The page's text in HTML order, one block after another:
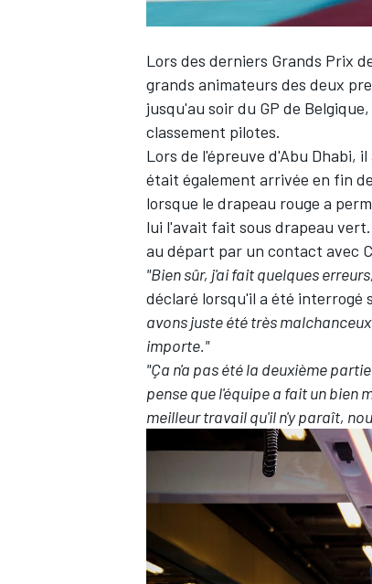
WEC
Lors des derniers Grands Prix
grands animateurs des deux
jusqu'au soir du GP de
classement pilotes.
Lors de l'épreuve d'Abu Dhabi,
était également arrivée en fin
lorsque le drapeau rouge a
lui l'avait fait sous drapeau
au départ par un contact avec
"Bien sûr, j'ai fait quelques
déclaré lorsqu'il a été interrogé
avons juste été très
importe."
"Ça n'a pas été la deuxième
pense que l'équipe a fait un bien
meilleur travail qu'il n'y paraît,